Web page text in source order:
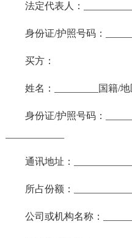
法定代表人：
身份证/护照号码：
买方：
姓名：_________国籍/地
身份证/护照号码：
通讯地址：
所占份额：
公司或机构名称：